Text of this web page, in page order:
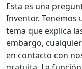
Esta es una
Inventor.
tema que explica
embargo,
en contacto con